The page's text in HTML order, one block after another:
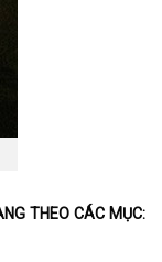
THEO CÁC MỤC: